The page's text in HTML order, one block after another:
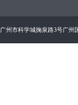
广州市科学城掬泉路3号广州